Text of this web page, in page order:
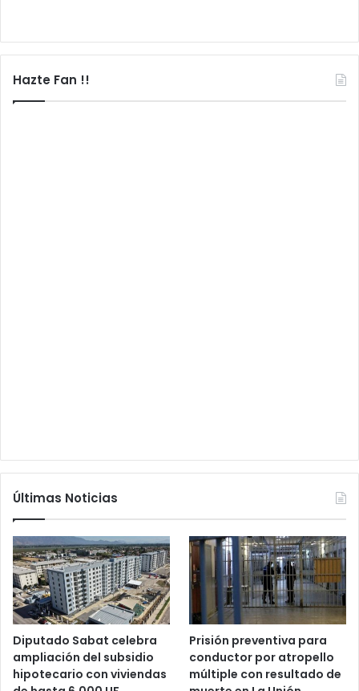
Hazte Fan !!
Últimas Noticias
Diputado Sabat celebra
ampliación del subsidio
hipotecario con viviendas
Prisión preventiva para
conductor por atropello
múltiple con resultado de